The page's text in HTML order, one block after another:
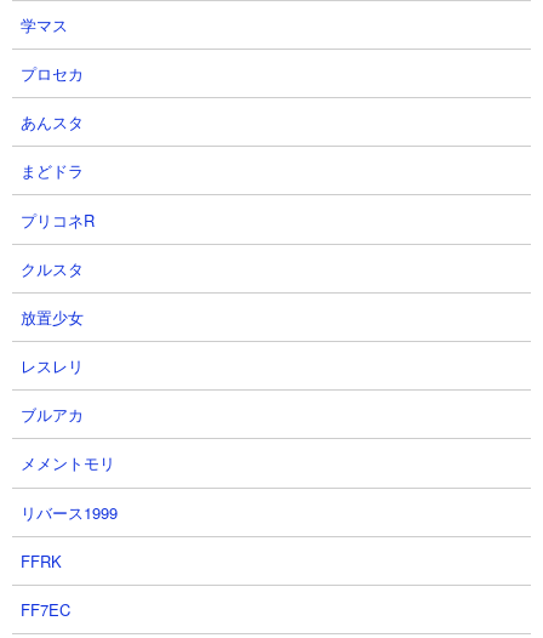
５．ザクザクッキー山脈 飛脚と癒術師だけを使っ
た2種攻略
【出撃メンバー】
【攻略概要】
「ゆーちゃん@にゃんこ」さんの攻略動画です。アイテムはフル
使用、にゃんコンボはなし。編成は飛脚と癒術師の2種のみ。最初
の天使わんこを癒術師で停止に追い込み、その間に飛脚をとんで
もない数溜め込んでいます。何体いるかもわからないぐらいの大
群で敵城を攻撃し、出現する敵の本丸をあっというまにKBさせて
敵城後ろに追いやってそのまま敵城破壊にてクリアしています。
学マス
プロセカ
あんスタ
まどドラ
プリコネR
クルスタ
放置少女
レスレリ
ブルアカ
メメントモリ
リバース1999
FFRK
FF7EC